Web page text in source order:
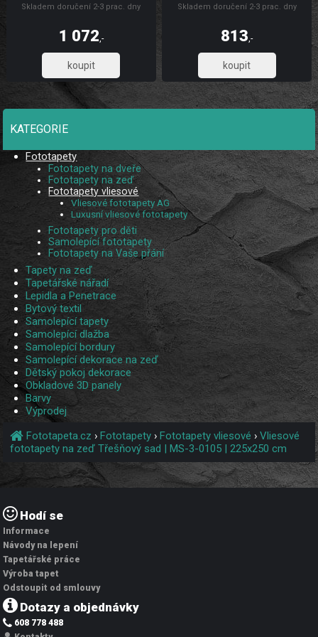
odolného vliesového materiálu, který
díky UV digitálnímu tisku. Skládá se
Skladem doručení 2-3 prac. dny
1 072,-
885,95
odolného vliesového materiálu, který
díky UV digitálnímu tisku. Skládá se
Skladem doručení 2-3 prac. dny
813,-
671,90
KATEGORIE
Fototapety
Fototapety na dveře
Fototapety na zeď
Fototapety vliesové
Vliesové fototapety AG
Luxusní vliesové fototapety
Fototapety pro děti
Samolepící fototapety
Fototapety na Vaše přání
Tapety na zeď
Tapetářské nářadí
Lepidla a Penetrace
Bytový textil
Samolepící tapety
Samolepící dlažba
Samolepící bordury
Samolepící dekorace na zeď
Dětský pokoj dekorace
Obkladové 3D panely
Barvy
Výprodej
Fototapeta.cz ›Fototapety ›Fototapety vliesové ›Vliesové
fototapety na zeď Třešňový sad | MS-3-0105 | 225x250 cm
Hodí se
Informace
Návody na lepení
Tapetářské práce
Výroba tapet
Odstoupit od smlouvy
Dotazy a objednávky
608 778 488